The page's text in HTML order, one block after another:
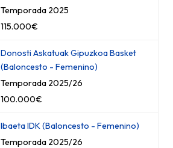
Temporada 2025
115.000€
Donosti Askatuak Gipuzkoa Basket
(Baloncesto - Femenino)
Temporada 2025/26
100.000€
Ibaeta IDK (Baloncesto - Femenino)
Temporada 2025/26